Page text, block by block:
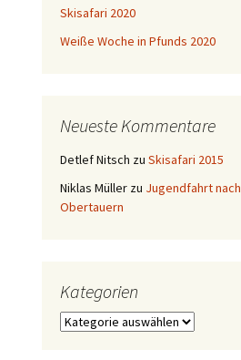
Skisafari 2020
Weiße Woche in Pfunds 2020
Neueste Kommentare
Detlef Nitsch zu Skisafari 2015
Niklas Müller zu Jugendfahrt nach
Obertauern
Kategorien
Kategorien